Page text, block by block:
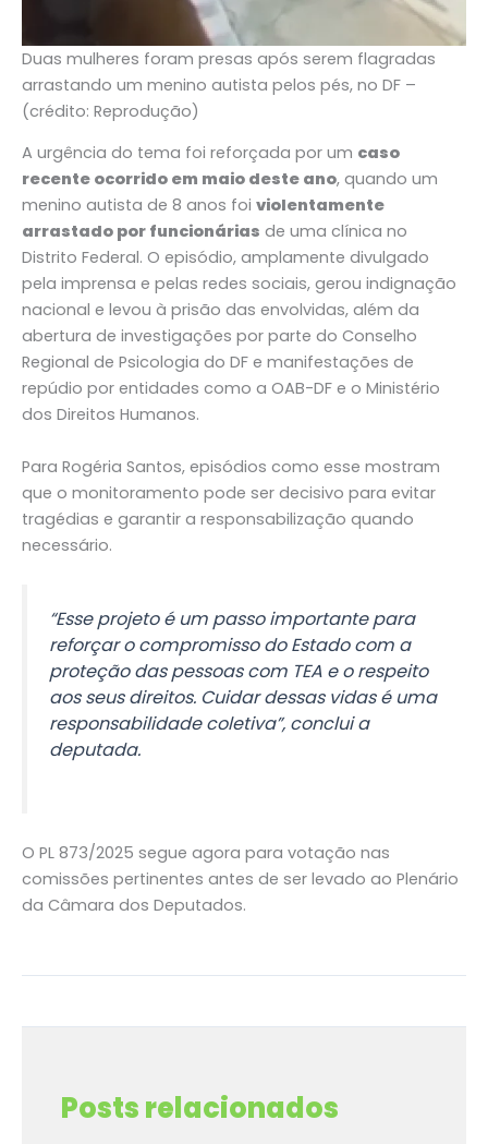
Duas mulheres foram presas após serem flagradas
arrastando um menino autista pelos pés, no DF –
(crédito: Reprodução)
A urgência do tema foi reforçada por um caso
recente ocorrido em maio deste ano, quando um
menino autista de 8 anos foi violentamente
arrastado por funcionárias de uma clínica no
Distrito Federal. O episódio, amplamente divulgado
pela imprensa e pelas redes sociais, gerou indignação
nacional e levou à prisão das envolvidas, além da
abertura de investigações por parte do Conselho
Regional de Psicologia do DF e manifestações de
repúdio por entidades como a OAB-DF e o Ministério
dos Direitos Humanos.
Para Rogéria Santos, episódios como esse mostram
que o monitoramento pode ser decisivo para evitar
tragédias e garantir a responsabilização quando
necessário.
“Esse projeto é um passo importante para
reforçar o compromisso do Estado com a
proteção das pessoas com TEA e o respeito
aos seus direitos. Cuidar dessas vidas é uma
responsabilidade coletiva”, conclui a
deputada.
O PL 873/2025 segue agora para votação nas
comissões pertinentes antes de ser levado ao Plenário
da Câmara dos Deputados.
Posts relacionados